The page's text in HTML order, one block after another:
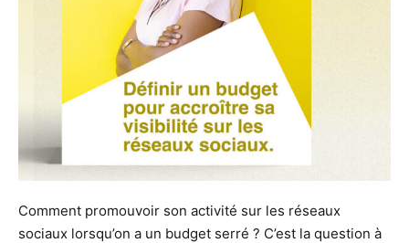
Comment promouvoir son activité sur les réseaux
sociaux lorsqu’on a un budget serré ? C’est la question à